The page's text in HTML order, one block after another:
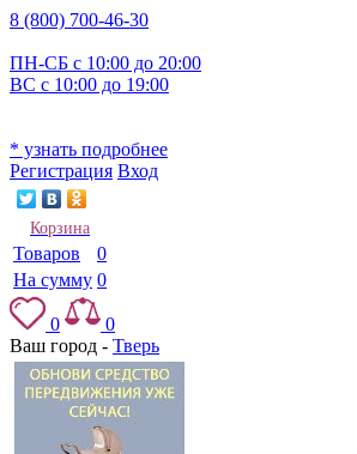
8 (800) 700-46-30
ПН-СБ с 10:00 до 20:00
ВС с 10:00 до 19:00
* узнать подробнее
Регистрация Вход
Корзина
Товаров
0
На сумму 0
0
0
Ваш город - Тверь